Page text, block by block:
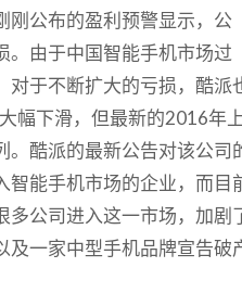
刚公布的盈利预警显示，公
。由于中国智能手机市场过
对于不断扩大的亏损，酷派
幅下滑，但最新的2016年
。酷派的最新公告对该公司
智能手机市场的企业，而目
多公司进入这一市场，加剧
一家中型手机品牌宣告破